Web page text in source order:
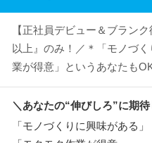
【正社員デビュー＆ブラン
以上』のみ！／＊「モノづ
業が得意」というあなたも
＼あなたの“伸びしろ”に期
「モノづくりに興味がある」